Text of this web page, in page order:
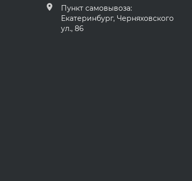
Пункт самовывоза:
Екатеринбург, Черняховского
ул., 86